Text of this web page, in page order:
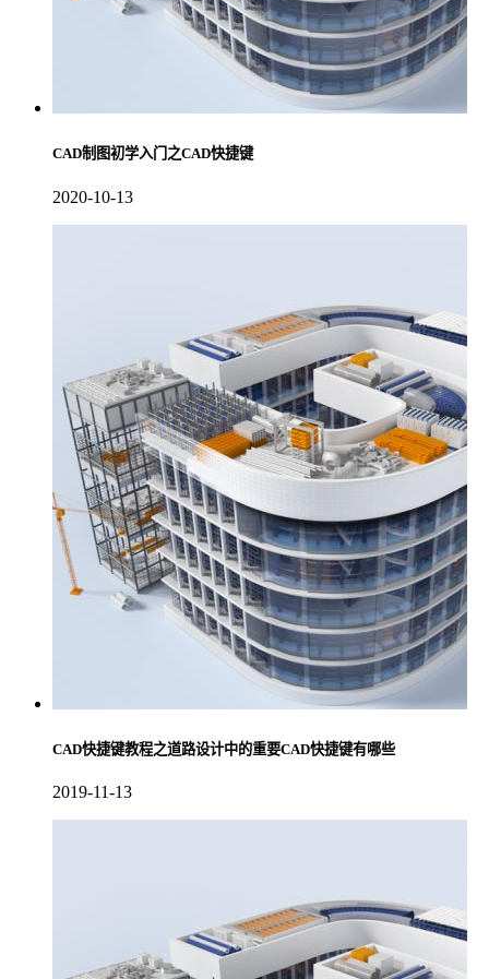
CAD制图初学入门之CAD快捷键
2020-10-13
CAD快捷键教程之道路设计中的重要CAD快捷键有哪些
2019-11-13